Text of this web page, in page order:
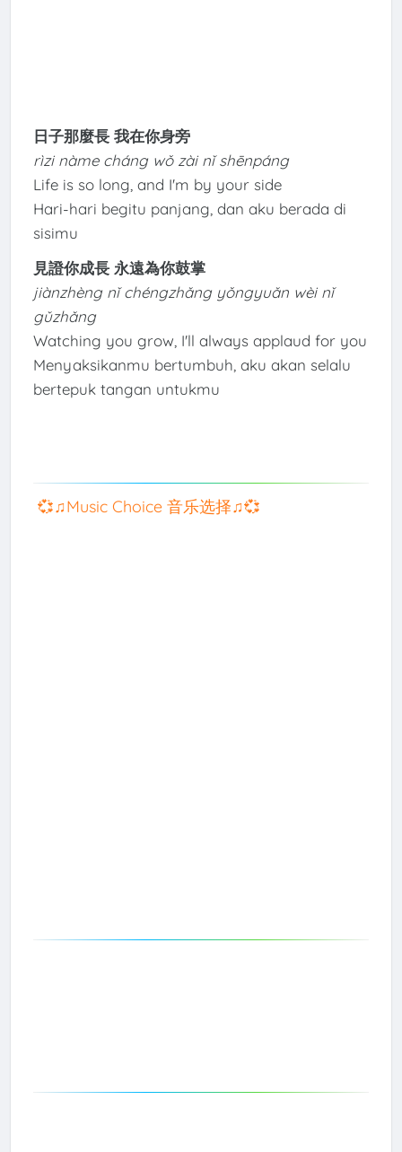
日子那麼長 我在你身旁
rìzi nàme cháng wǒ zài nǐ shēnpáng
Life is so long, and I'm by your side
Hari-hari begitu panjang, dan aku berada di
sisimu
見證你成長 永遠為你鼓掌
jiànzhèng nǐ chéngzhǎng yǒngyuǎn wèi nǐ
gǔzhǎng
Watching you grow, I'll always applaud for you
Menyaksikanmu bertumbuh, aku akan selalu
bertepuk tangan untukmu
💞♫Music Choice 音乐选择♫💞